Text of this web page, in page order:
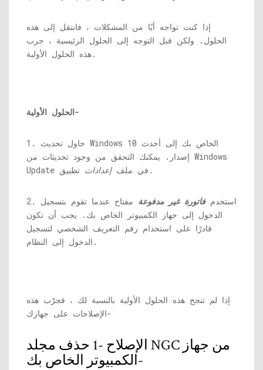
إذا كنت تواجه أيًا من المشكلات ، فانتقل إلى هذه
الحلول. ولكن قبل التوجه إلى الحلول الرئيسية ، جرب
هذه الحلول الأولية.
الحلول الأولية-
1. حاول تحديث Windows 10 الخاص بك إلى أحدث
إصدار. يمكنك التحقق من وجود تحديثات من Windows
Update في ملفإعدادات تطبيق.
2. استخدمفاتورة غير مدفوعة مفتاح عندما تقوم بتسجيل
الدخول إلى جهاز الكمبيوتر الخاص بك. يجب أن تكون
قادرًا على استخدام رقم التعريف الشخصي لتسجيل
الدخول إلى النظام.
إذا لم تنجح هذه الحلول الأولية بالنسبة لك ، فجرّب هذه
الإصلاحات على جهازك-
الإصلاح -1 حذف مجلد NGC من جهاز
الكمبيوتر الخاص بك-